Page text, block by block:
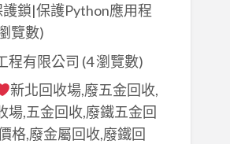
鎖|保護Python應用程
覽數)
程有限公司 (4 瀏覽數)
新北回收場,廢五金回收,
場,五金回收,廢鐵五金回
格,廢金屬回收,廢鐵回